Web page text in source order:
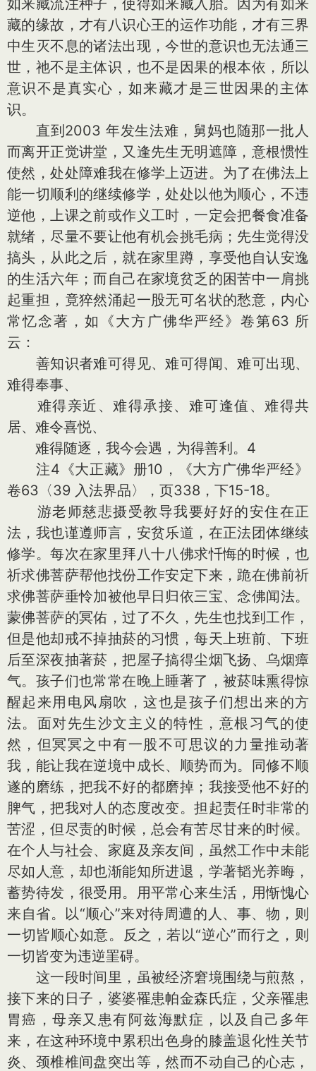
如来藏流注种子，使得如来藏入胎。因为有如来
藏的缘故，才有八识心王的运作功能，才有三界
中生灭不息的诸法出现，今世的意识也无法通三
世，祂不是主体识，也不是因果的根本依，所以
意识不是真实心，如来藏才是三世因果的主体
识。
直到2003 年发生法难，舅妈也随那一批人
而离开正觉讲堂，又逢先生无明遮障，意根惯性
使然，处处障难我在修学上迈进。为了在佛法上
能一切顺利的继续修学，处处以他为顺心，不违
逆他，上课之前或作义工时，一定会把餐食准备
就绪，尽量不要让他有机会挑毛病；先生觉得没
搞头，从此之后，就在家里蹲，享受他自认安逸
的生活六年；而自己在家境贫乏的困苦中一肩挑
起重担，竟猝然涌起一股无可名状的愁意，内心
常忆念著，如《大方广佛华严经》卷第63 所
云：
善知识者难可得见、难可得闻、难可出现、
难得奉事、
难得亲近、难得承接、难可逢值、难得共
居、难令喜悦、
难得随逐，我今会遇，为得善利。4
注4《大正藏》册10，《大方广佛华严经》
卷63〈39 入法界品〉，页338，下15-18。
游老师慈悲摄受教导我要好好的安住在正
法，我也谨遵师言，安贫乐道，在正法团体继续
修学。每次在家里拜八十八佛求忏悔的时候，也
祈求佛菩萨帮他找份工作安定下来，跪在佛前祈
求佛菩萨垂怜加被他早日归依三宝、念佛闻法。
蒙佛菩萨的冥佑，过了不久，先生也找到工作，
但是他却戒不掉抽菸的习惯，每天上班前、下班
后至深夜抽著菸，把屋子搞得尘烟飞扬、乌烟瘴
气。孩子们也常常在晚上睡著了，被菸味熏得惊
醒起来用电风扇吹，这也是孩子们想出来的方
法。面对先生沙文主义的特性，意根习气的使
然，但冥冥之中有一股不可思议的力量推动著
我，能让我在逆境中成长、顺势而为。同修不顺
遂的磨练，把我不好的都磨掉；我接受他不好的
脾气，把我对人的态度改变。担起责任时非常的
苦涩，但尽责的时候，总会有苦尽甘来的时候。
在个人与社会、家庭及亲友间，虽然工作中未能
尽如人意，却也渐能知所进退，学著韬光养晦，
蓄势待发，很受用。用平常心来生活，用惭愧心
来自省。以“顺心”来对待周遭的人、事、物，则
一切皆顺心如意。反之，若以“逆心”而行之，则
一切皆变为违逆罣碍。
这一段时间里，虽被经济窘境围绕与煎熬，
接下来的日子，婆婆罹患帕金森氏症，父亲罹患
胃癌，母亲又患有阿兹海默症，以及自己多年
来，在这种环境中累积出色身的膝盖退化性关节
炎、颈椎椎间盘突出等，然而不动自己的心志，